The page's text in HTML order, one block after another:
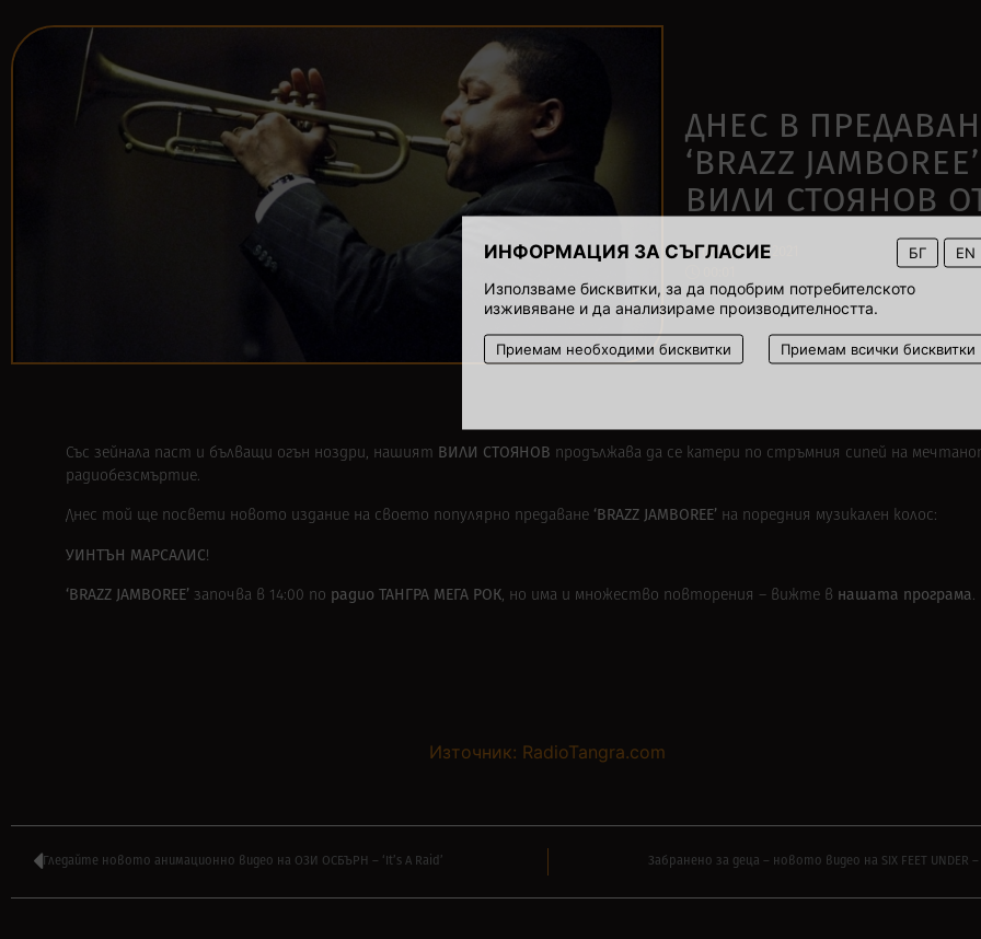
ИНФОРМАЦИЯ ЗА СЪГЛАСИЕ БГ EN
Използваме бисквитки, за да подобрим потребителското
изживяване и да анализираме производителността.
Приемам необходими бисквитки Приемам всички бисквитки
ДНЕС В
‘BRAZZ
ВИЛИ СТОЯНОВ
12 февруари 2021
Със зейнала паст и бълващи огън ноздри, нашият ВИЛИ СТОЯНОВ продължава да се катери по стръмния сипей на
радиобезсмъртие.
Днес той ще посвети новото издание на своето популярно предаване ‘BRAZZ JAMBOREE’ на поредния музикален колос:
УИНТЪН МАРСАЛИС!
‘BRAZZ JAMBOREE’ започва в 14:00 по радио ТАНГРА МЕГА РОК, но има и множество повторения – вижте в нашата програма.
Източник: RadioTangra.com
Гледайте новото анимационно видео на ОЗИ ОСБЪРН – ‘It’s A Raid’ Забранено за деца – новото видео на SIX FEET UNDER –